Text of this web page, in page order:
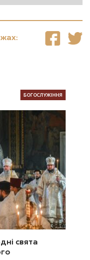
БОГОСЛУЖІННЯ
свята